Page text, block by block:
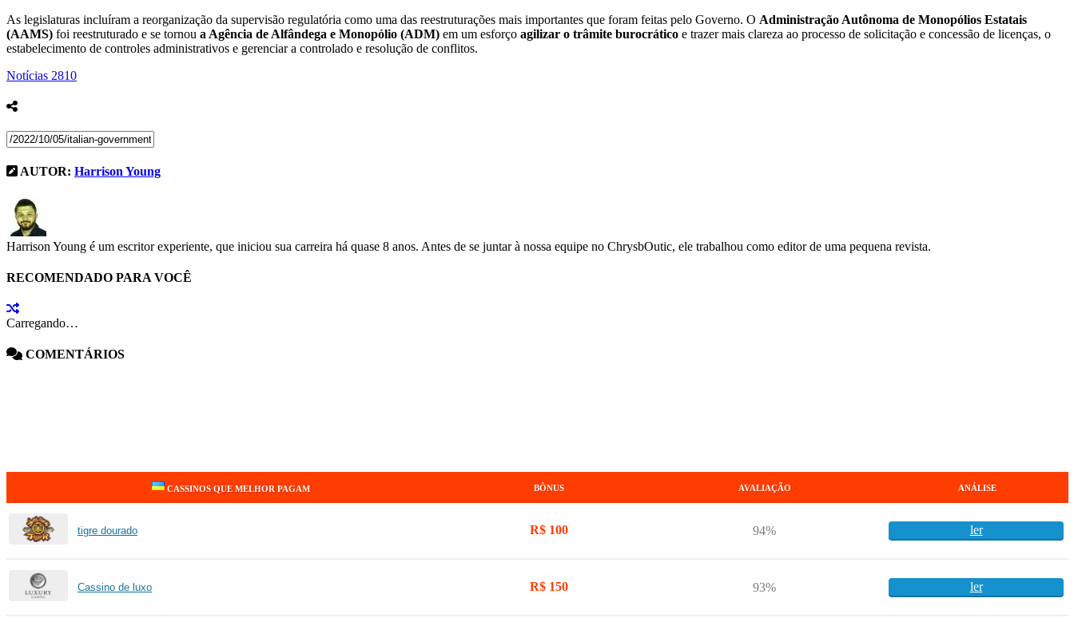
As legislaturas incluíram a reorganização da supervisão regulatória como uma das reestruturações mais importantes que foram feitas pelo Governo. O Administração Autônoma de Monopólios Estatais
(AAMS) foi reestruturado e se tornou a Agência de Alfândega e Monopólio (ADM) em um esforço agilizar o trâmite burocrático e trazer mais clareza ao processo de solicitação e concessão de licenças, o
estabelecimento de controles administrativos e gerenciar a controlado e resolução de conflitos.
Notícias 2810
AUTOR: Harrison Young
Harrison Young é um escritor experiente, que iniciou sua carreira há quase 8 anos. Antes de se juntar à nossa equipe no ChrysbOutic, ele trabalhou como editor de uma pequena revista.
RECOMENDADO PARA VOCÊ
Carregando…
COMENTÁRIOS
CASSINOS QUE MELHOR PAGAM BÔNUS AVALIAÇÃO ANÁLISE
tigre dourado R$ 100 94% ler
Cassino de luxo R$ 150 93% ler